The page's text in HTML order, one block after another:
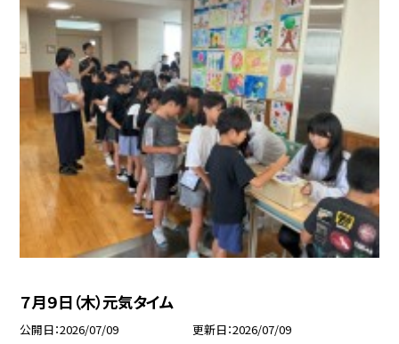
７月９日（木）元気タイム
公開日 2026/07/09 更新日 2026/07/09